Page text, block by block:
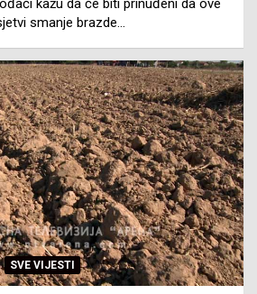
kažu da će biti prinuđeni da ove
smanje brazde…
SVE VIJESTI